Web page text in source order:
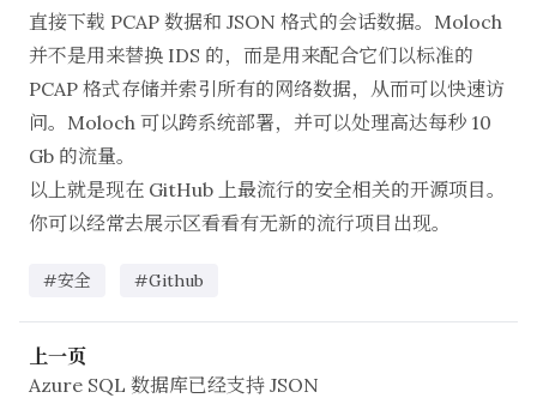
直接下载 PCAP 数据和 JSON 格式的会话数据。Moloch
并不是用来替换 IDS 的，而是用来配合它们以标准的
PCAP 格式存储并索引所有的网络数据，从而可以快速访
问。Moloch 可以跨系统部署，并可以处理高达每秒 10
Gb 的流量。
以上就是现在 GitHub 上最流行的安全相关的开源项目。
你可以经常去展示区看看有无新的流行项目出现。
#安全 #Github
上一页
Azure SQL 数据库已经支持 JSON